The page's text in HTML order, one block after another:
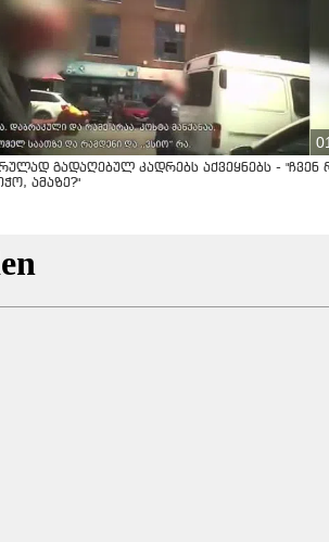
გადაღებულ კადრებს აქვეყნებს - "ჩვენ
ამაზე?"